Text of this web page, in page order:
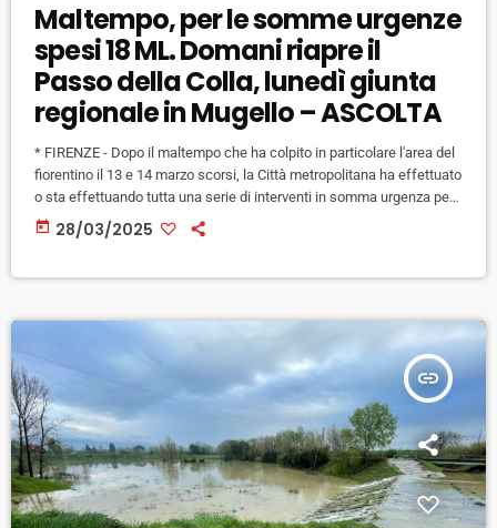
Maltempo, per le somme urgenze
spesi 18 ML. Domani riapre il
Passo della Colla, lunedì giunta
regionale in Mugello – ASCOLTA
* FIRENZE - Dopo il maltempo che ha colpito in particolare l'area del
fiorentino il 13 e 14 marzo scorsi, la Città metropolitana ha effettuato
o sta effettuando tutta una serie di interventi in somma urgenza per
più di 18 milioni di euro, di cui 9,7 su strade metropolitane. In
particolare si lavora ancora sulla SR 302 (Passo della Colla di
today 28/03/2025
insert_link